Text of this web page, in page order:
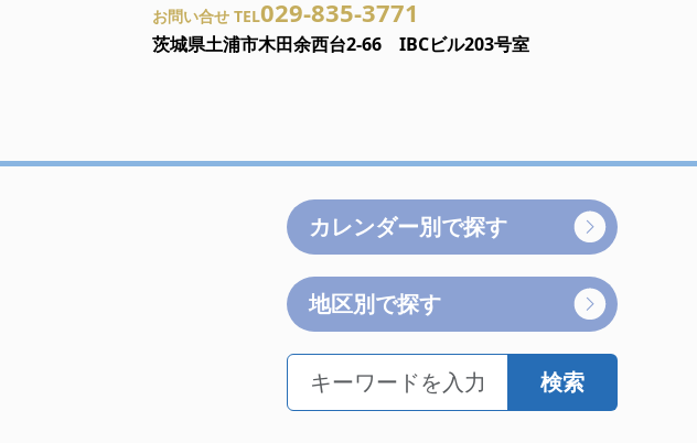
お問い合せ TEL029-835-3771
茨城県土浦市木田余西台2-66 IBCビル203号室
カレンダー別で探す
地区別で探す
検索